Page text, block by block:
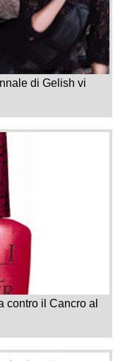
di Gelish vi
contro il Cancro al